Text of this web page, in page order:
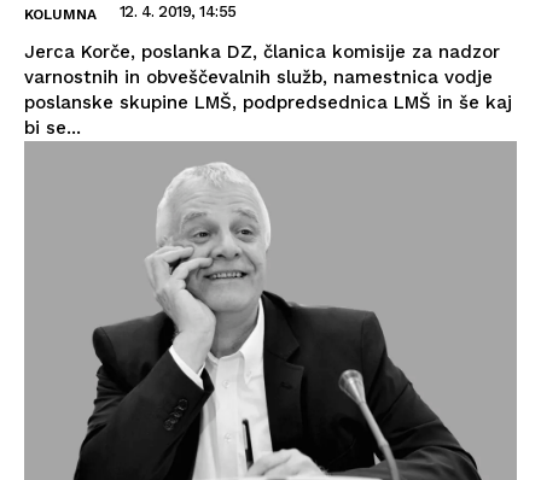
KOLUMNA 12. 4. 2019, 14:55
Jerca Korče, poslanka DZ, članica komisije za nadzor
varnostnih in obveščevalnih služb, namestnica vodje
poslanske skupine LMŠ, podpredsednica LMŠ in še kaj
bi se...